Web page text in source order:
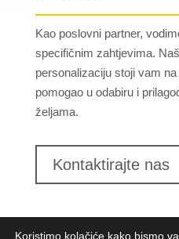
Kao poslovni partner,
specifičnim zahtjevima.
personalizaciju stoji vam
pomogao u odabiru i
željama.
Kontaktirajte nas
Koristimo kolačiće kako bismo